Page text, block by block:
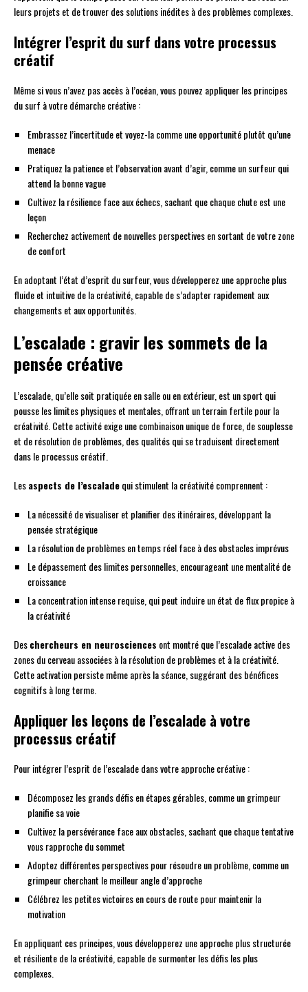
leurs projets et de trouver des solutions inédites à des problèmes complexes.
Intégrer l’esprit du surf dans votre processus
créatif
Même si vous n’avez pas accès à l’océan, vous pouvez appliquer les principes
du surf à votre démarche créative :
Embrassez l’incertitude et voyez-la comme une opportunité plutôt qu’une
menace
Pratiquez la patience et l’observation avant d’agir, comme un surfeur qui
attend la bonne vague
Cultivez la résilience face aux échecs, sachant que chaque chute est une
leçon
Recherchez activement de nouvelles perspectives en sortant de votre zone
de confort
En adoptant l’état d’esprit du surfeur, vous développerez une approche plus
fluide et intuitive de la créativité, capable de s’adapter rapidement aux
changements et aux opportunités.
L’escalade : gravir les sommets de la
pensée créative
L’escalade, qu’elle soit pratiquée en salle ou en extérieur, est un sport qui
pousse les limites physiques et mentales, offrant un terrain fertile pour la
créativité. Cette activité exige une combinaison unique de force, de souplesse
et de résolution de problèmes, des qualités qui se traduisent directement
dans le processus créatif.
Lesaspects de l’escaladequi stimulent la créativité comprennent :
La nécessité de visualiser et planifier des itinéraires, développant la
pensée stratégique
La résolution de problèmes en temps réel face à des obstacles imprévus
Le dépassement des limites personnelles, encourageant une mentalité de
croissance
La concentration intense requise, qui peut induire un état de flux propice à
la créativité
Deschercheurs en neurosciences ont montré que l’escalade active des
zones du cerveau associées à la résolution de problèmes et à la créativité.
Cette activation persiste même après la séance, suggérant des bénéfices
cognitifs à long terme.
Appliquer les leçons de l’escalade à votre
processus créatif
Pour intégrer l’esprit de l’escalade dans votre approche créative :
Décomposez les grands défis en étapes gérables, comme un grimpeur
planifie sa voie
Cultivez la persévérance face aux obstacles, sachant que chaque tentative
vous rapproche du sommet
Adoptez différentes perspectives pour résoudre un problème, comme un
grimpeur cherchant le meilleur angle d’approche
Célébrez les petites victoires en cours de route pour maintenir la
motivation
En appliquant ces principes, vous développerez une approche plus structurée
et résiliente de la créativité, capable de surmonter les défis les plus
complexes.